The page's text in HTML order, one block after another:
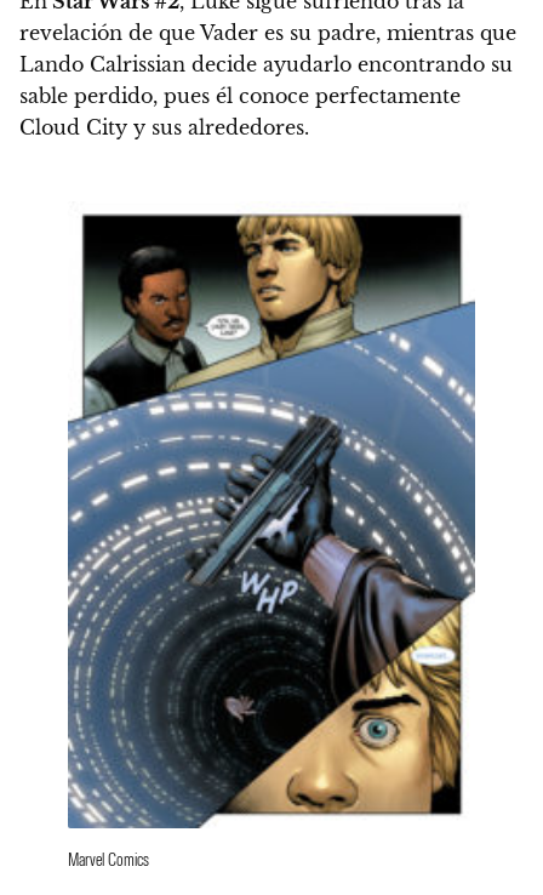
revelación de que Vader es su padre, mientras que
Lando Calrissian decide ayudarlo encontrando su
sable perdido, pues él conoce perfectamente
Cloud City y sus alrededores.
Marvel Comics